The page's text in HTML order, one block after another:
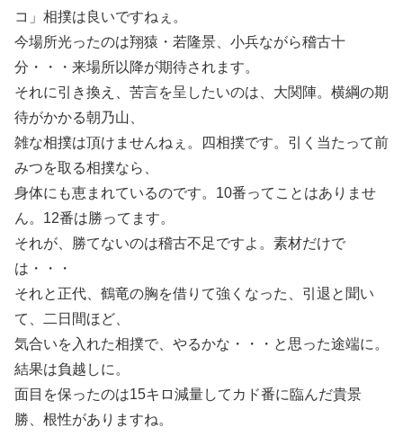
コ」相撲は良いですねぇ。
今場所光ったのは翔猿・若隆景、小兵ながら稽古十
分・・・来場所以降が期待されます。
それに引き換え、苦言を呈したいのは、大関陣。横綱の期
待がかかる朝乃山、
雑な相撲は頂けませんねぇ。四相撲です。引く当たって前
みつを取る相撲なら、
身体にも恵まれているのです。10番ってことはありませ
ん。12番は勝ってます。
それが、勝てないのは稽古不足ですよ。素材だけで
は・・・
それと正代、鶴竜の胸を借りて強くなった、引退と聞い
て、二日間ほど、
気合いを入れた相撲で、やるかな・・・と思った途端に。
結果は負越しに。
面目を保ったのは15キロ減量してカド番に臨んだ貴景
勝、根性がありますね。